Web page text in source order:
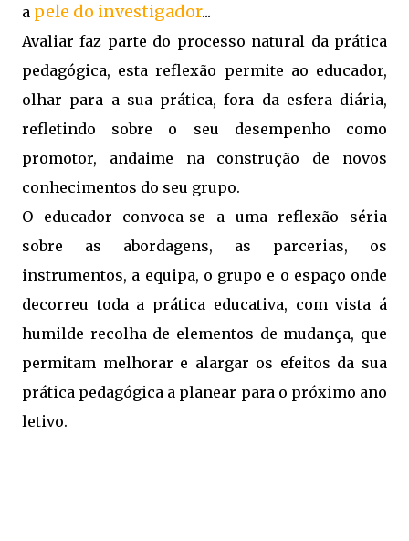
a pele do investigador...
Avaliar faz parte do processo natural da prática
pedagógica, esta reflexão permite ao educador,
olhar para a sua prática, fora da esfera diária,
refletindo sobre o seu desempenho como
promotor, andaime na construção de novos
conhecimentos do seu grupo.
O educador convoca-se a uma reflexão séria
sobre as abordagens, as parcerias, os
instrumentos, a equipa, o grupo e o espaço onde
decorreu toda a prática educativa, com vista á
humilde recolha de elementos de mudança, que
permitam melhorar e alargar os efeitos da sua
prática pedagógica a planear para o próximo ano
letivo.